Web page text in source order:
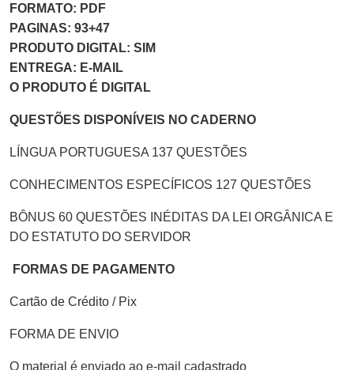
FORMATO: PDF
PAGINAS: 93+47
PRODUTO DIGITAL: SIM
ENTREGA: E-MAIL
O PRODUTO É DIGITAL
QUESTÕES DISPONÍVEIS NO CADERNO
LÍNGUA PORTUGUESA 137 QUESTÕES
CONHECIMENTOS ESPECÍFICOS 127 QUESTÕES
BÔNUS 60 QUESTÕES INÉDITAS DA LEI ORGÂNICA E
DO ESTATUTO DO SERVIDOR
FORMAS DE PAGAMENTO
Cartão de Crédito / Pix
FORMA DE ENVIO
O material é enviado ao e-mail cadastrado